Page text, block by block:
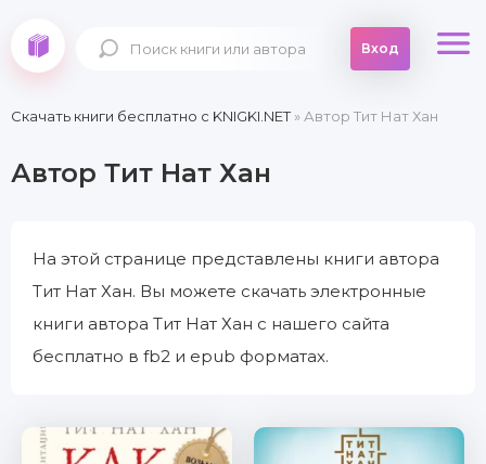
Вход
Скачать книги бесплатно c KNIGKI.NET» Автор Тит Нат Хан
Автор Тит Нат Хан
На этой странице представлены книги автора
Тит Нат Хан. Вы можете скачать электронные
книги автора Тит Нат Хан с нашего сайта
бесплатно в fb2 и epub форматах.